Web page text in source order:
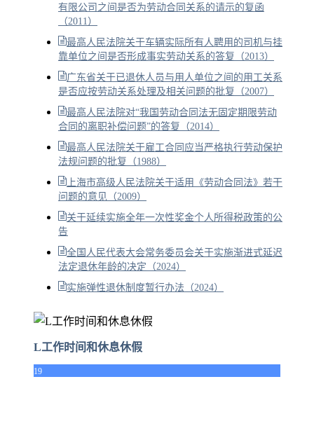
有限公司之间是否为劳动合同关系的请示的复函
（2011）
最高人民法院关于车辆实际所有人聘用的司机与挂
靠单位之间是否形成事实劳动关系的答复（2013）
广东省关于已退休人员与用人单位之间的用工关系
是否应按劳动关系处理及相关问题的批复（2007）
最高人民法院对“我国劳动合同法无固定期限劳动
合同的离职补偿问题”的答复（2014）
最高人民法院关于雇工合同应当严格执行劳动保护
法规问题的批复（1988）
上海市高级人民法院关于适用《劳动合同法》若干
问题的意见（2009）
关于延续实施全年一次性奖金个人所得税政策的公
告
全国人民代表大会常务委员会关于实施渐进式延迟
法定退休年龄的决定（2024）
实施弹性退休制度暂行办法（2024）
L工作时间和休息休假
19